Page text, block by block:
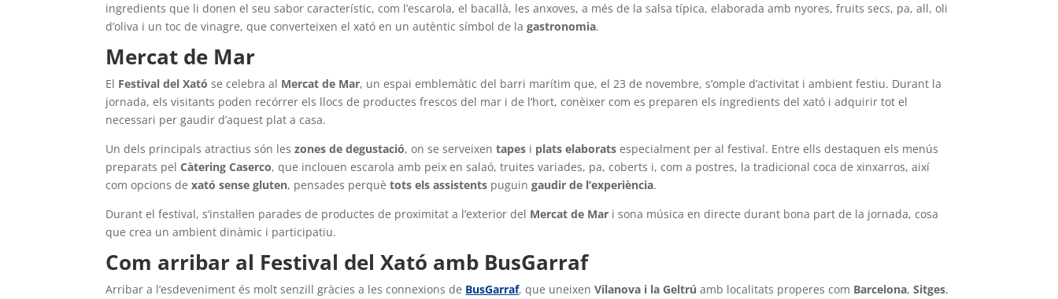
ingredients que li donen el seu sabor característic, com l’escarola, el bacallà, les anxoves, a més de la salsa típica, elaborada amb nyores, fruits secs, pa, all, oli
d’oliva i un toc de vinagre, que converteixen el xató en un autèntic símbol de lagastronomia.
Mercat de Mar
El Festival del Xatóse celebra al Mercat de Mar, un espai emblemàtic del barri marítim que, el 23 de novembre, s’omple d’activitat i ambient festiu. Durant la
jornada, els visitants poden recórrer els llocs de productes frescos del mar i de l’hort, conèixer com es preparen els ingredients del xató i adquirir tot el
necessari per gaudir d’aquest plat a casa.
Un dels principals atractius són leszones de degustació, on se serveixentapes i plats elaborats especialment per al festival. Entre ells destaquen els menús
preparats pelCàtering Caserco, que inclouen escarola amb peix en salaó, truites variades, pa, coberts i, com a postres, la tradicional coca de xinxarros, així
com opcions dexató sense gluten, pensades perquètots els assistents puguin gaudir de l’experiència.
Durant el festival, s’instal·len parades de productes de proximitat a l’exterior del Mercat de Mar i sona música en directe durant bona part de la jornada, cosa
que crea un ambient dinàmic i participatiu.
Com arribar al Festival del Xató amb BusGarraf
Arribar a l’esdeveniment és molt senzill gràcies a les connexions de BusGarraf, que uneixenVilanova i la Geltrú amb localitats properes com Barcelona,Sitges,